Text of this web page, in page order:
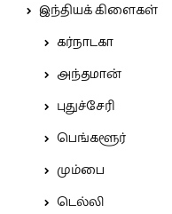
இந்தியக் கிளைகள்
கர்நாடகா
அந்தமான்
புதுச்சேரி
பெங்களூர்
மும்பை
டெல்லி